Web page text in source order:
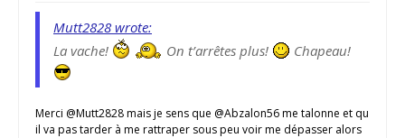
Mutt2828 wrote:
La vache!
On t’arrêtes plus! Chapeau!
Merci @Mutt2828 mais je sens que @Abzalon56 me talonne et qu
il va pas tarder à me rattraper sous peu voir me dépasser alors